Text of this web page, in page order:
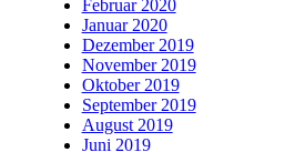
Februar 2020
Januar 2020
Dezember 2019
November 2019
Oktober 2019
September 2019
August 2019
Juni 2019